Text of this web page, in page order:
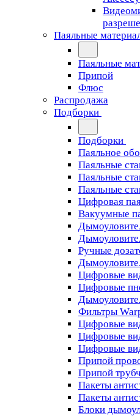
Паяльные
Паяльные
Припой
Флюс
Распродажа
Подборки
Подборки
Паяльное
Паяльные
Паяльные
Паяльные
Цифровая
Вакуумные
Ручные
Цифровые
Цифровые
Фильтры
Цифровые
Цифровые
Цифровые
Припой
Припой
Пакеты
Пакеты
Блоки